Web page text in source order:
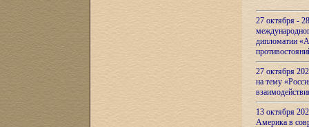
27 октября -
дипломатии
27 октября
на тему
13 октября
Америка в